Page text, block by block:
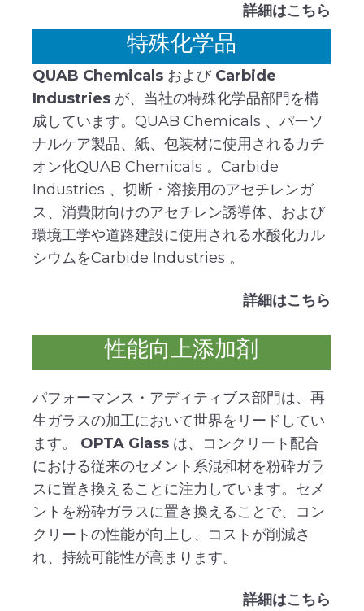
詳細はこちら
QUAB Chemicals および Carbide
Industries が、当社の特殊化学品部門を構
成しています。QUAB Chemicals 、パーソ
ナルケア製品、紙、包装材に使用されるカチ
オン化QUAB Chemicals 。Carbide
Industries 、切断・溶接用のアセチレンガ
ス、消費財向けのアセチレン誘導体、および
環境工学や道路建設に使用される水酸化カル
シウムをCarbide Industries 。
詳細はこちら
特殊化学品
性能向上添加剤
パフォーマンス・アディティブス部門は、再
生ガラスの加工において世界をリードしてい
ます。 OPTA Glass は、コンクリート配合
における従来のセメント系混和材を粉砕ガラ
スに置き換えることに注力しています。セメ
ントを粉砕ガラスに置き換えることで、コン
クリートの性能が向上し、コストが削減さ
れ、持続可能性が高まります。
詳細はこちら